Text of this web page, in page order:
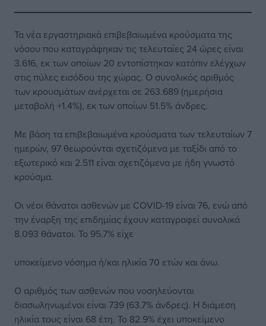
Τα νέα εργαστηριακά επιβεβαιωμένα κρούσματα της
νόσου που καταγράφηκαν τις τελευταίες 24 ώρες είναι
3.616, εκ των οποίων 20 εντοπίστηκαν κατόπιν ελέγχων
στις πύλες εισόδου της χώρας. Ο συνολικός αριθμός
των κρουσμάτων ανέρχεται σε 263.689 (ημερήσια
μεταβολή +1.4%), εκ των οποίων 51.5% άνδρες.
Με βάση τα επιβεβαιωμένα κρούσματα των τελευταίων 7
ημερών, 97 θεωρούνται σχετιζόμενα με ταξίδι από το
εξωτερικό και 2.511 είναι σχετιζόμενα με ήδη γνωστό
κρούσμα.
Οι νέοι θάνατοι ασθενών με COVID-19 είναι 76, ενώ από
την έναρξη της επιδημίας έχουν καταγραφεί συνολικά
8.093 θάνατοι. Το 95.7% είχε
υποκείμενο νόσημα ή/και ηλικία 70 ετών και άνω.
Ο αριθμός των ασθενών που νοσηλεύονται
διασωληνωμένοι είναι 739 (63.7% άνδρες). Η διάμεση
ηλικία τους είναι 68 έτη. To 82.9% έχει υποκείμενο